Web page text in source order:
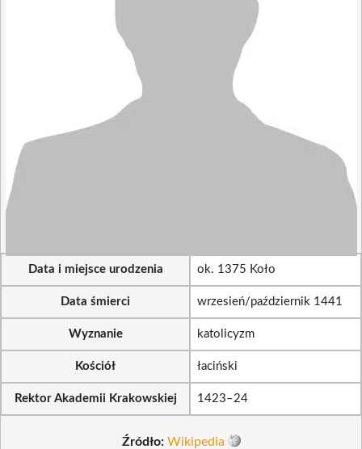
Data i miejsce urodzenia ok. 1375 Koło
Data śmierci wrzesień/październik 1441
Wyznanie katolicyzm
Kościół łaciński
Rektor Akademii Krakowskiej 1423–24
Źródło: Wikipedia